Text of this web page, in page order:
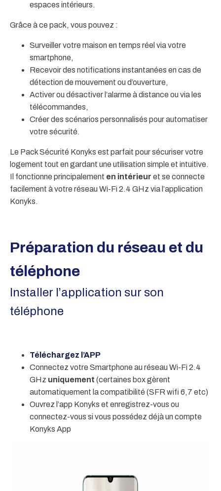
espaces intérieurs.
Grâce à ce pack, vous pouvez :
Surveiller votre maison en temps réel via votre
smartphone,
Recevoir des notifications instantanées en cas de
détection de mouvement ou d’ouverture,
Activer ou désactiver l’alarme à distance ou via les
télécommandes,
Créer des scénarios personnalisés pour automatiser
votre sécurité.
Le Pack Sécurité Konyks est parfait pour sécuriser votre
logement tout en gardant une utilisation simple et intuitive.
Il fonctionne principalement en intérieur et se connecte
facilement à votre réseau Wi-Fi 2.4 GHz via l’application
Konyks.
Préparation du réseau et du
téléphone
Installer l’application sur son
téléphone
Téléchargez l’APP
Connectez votre Smartphone au réseau Wi-Fi 2.4
GHz uniquement (certaines box gèrent
automatiquement la compatibilité (SFR wifi 6,7 etc)
Ouvrez l’app Konyks et enregistrez-vous ou
connectez-vous si vous possédez déjà un compte
Konyks App